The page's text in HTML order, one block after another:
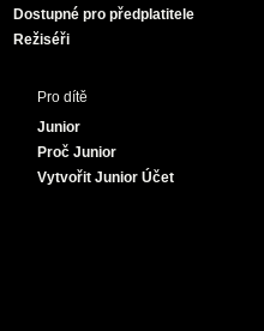
Dostupné pro předplatitele
Režiséři
Pro dítě
Junior
Proč Junior
Vytvořit Junior Účet